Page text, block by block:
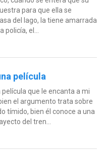
para que ella se
del lago, la tiene amarrada
el...
película
que le encanta a mi
el argumento trata sobre
tímido, bien él conoce a una
del tren...